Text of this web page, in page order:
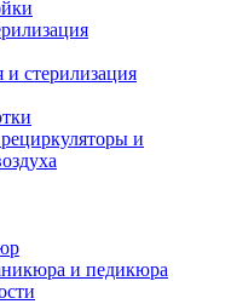
стерилизация
и
и педикюра